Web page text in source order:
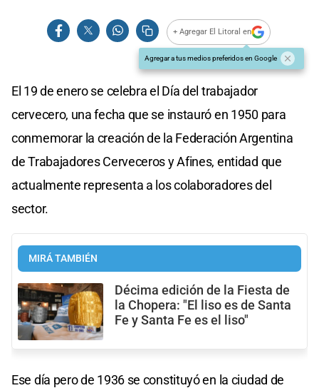
+ Agregar El Litoral en
Agregar a tus medios preferidos en Google
El 19 de enero se celebra el Día del trabajador
cervecero, una fecha que se instauró en 1950 para
conmemorar la creación de la Federación Argentina
de Trabajadores Cerveceros y Afines, entidad que
actualmente representa a los colaboradores del
sector.
MIRÁ TAMBIÉN
Décima edición de la Fiesta de
la Chopera: "El liso es de Santa
Fe y Santa Fe es el liso"
Ese día pero de 1936 se constituyó en la ciudad de